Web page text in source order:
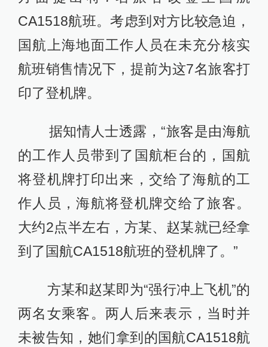
CA1518航班。考虑到对方比较急迫，
国航上海地面工作人员在未充分核实
航班销售情况下，提前为这7名旅客打
印了登机牌。
据知情人士透露，“旅客是由海航
的工作人员带到了国航柜台的，国航
将登机牌打印出来，交给了海航的工
作人员，海航将登机牌交给了旅客。
大约2点半左右，方某、赵某就已经拿
到了国航CA1518航班的登机牌了。”
方某和赵某即为“强行冲上飞机”的
两名女乘客。两人后来表示，当时并
未被告知，她们拿到的国航CA1518航